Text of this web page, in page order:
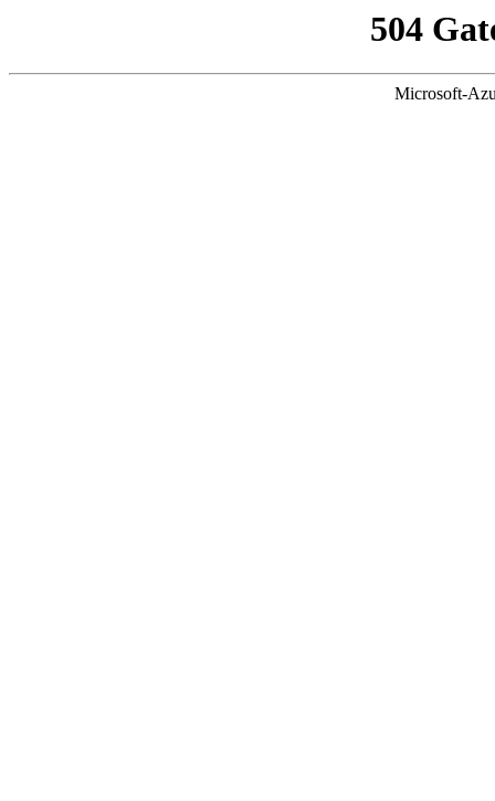
504
Microsoft-